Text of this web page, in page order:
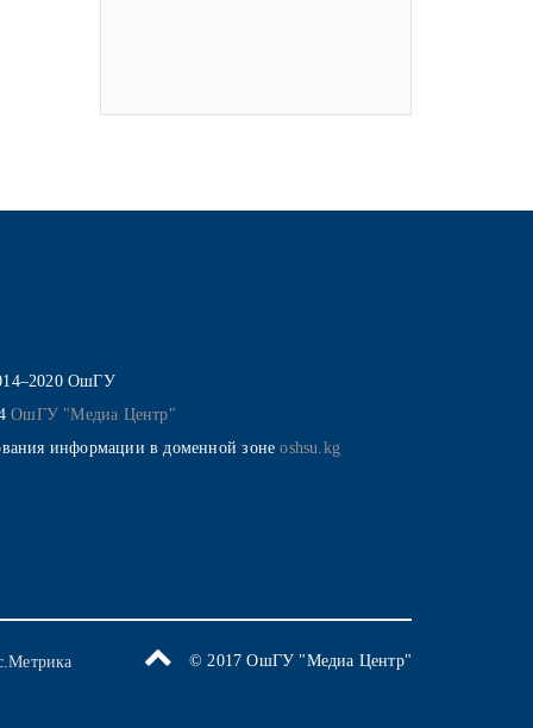
ОшГУ
ОшГУ "Медиа Центр"
информации в доменной зонеoshsu.kg
© 2017 ОшГУ "Медиа Центр"